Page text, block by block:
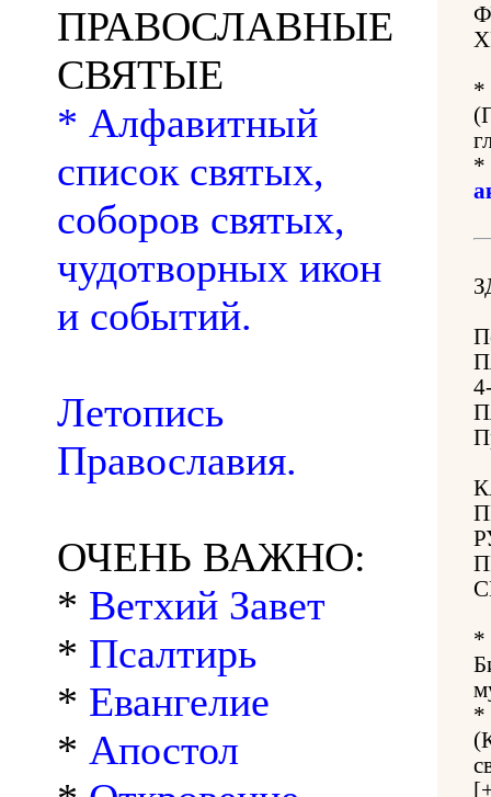
ПРАВОСЛАВНЫЕ
СВЯТЫЕ
* Алфавитный
список святых,
соборов святых,
чудотворных икон
и событий.
Летопись
Православия.
ОЧЕНЬ ВАЖНО:
* Ветхий Завет
* Псалтирь
* Евангелие
* Апостол
*
*
*
*